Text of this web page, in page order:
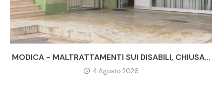
MODICA - MALTRATTAMENTI SUI DISABILI, CHIUSA...
4 Agosto 2026